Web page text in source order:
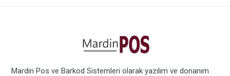
Mardin Pos ve Barkod Sistemleri olarak yazılım ve donanım